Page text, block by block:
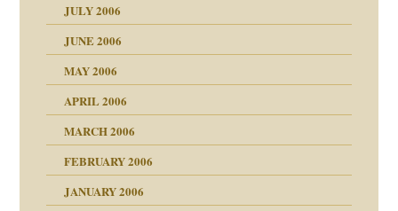
JULY 2006
JUNE 2006
MAY 2006
APRIL 2006
MARCH 2006
FEBRUARY 2006
JANUARY 2006